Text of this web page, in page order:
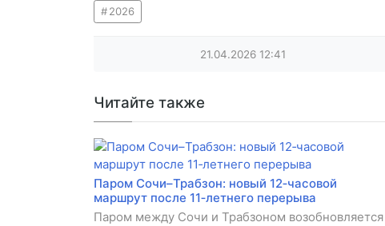
2026
21.04.2026 12:41
Читайте также
Паром Сочи–Трабзон: новый 12‑часовой
маршрут после 11‑летнего перерыва
Паром между Сочи и Трабзоном возобновляется